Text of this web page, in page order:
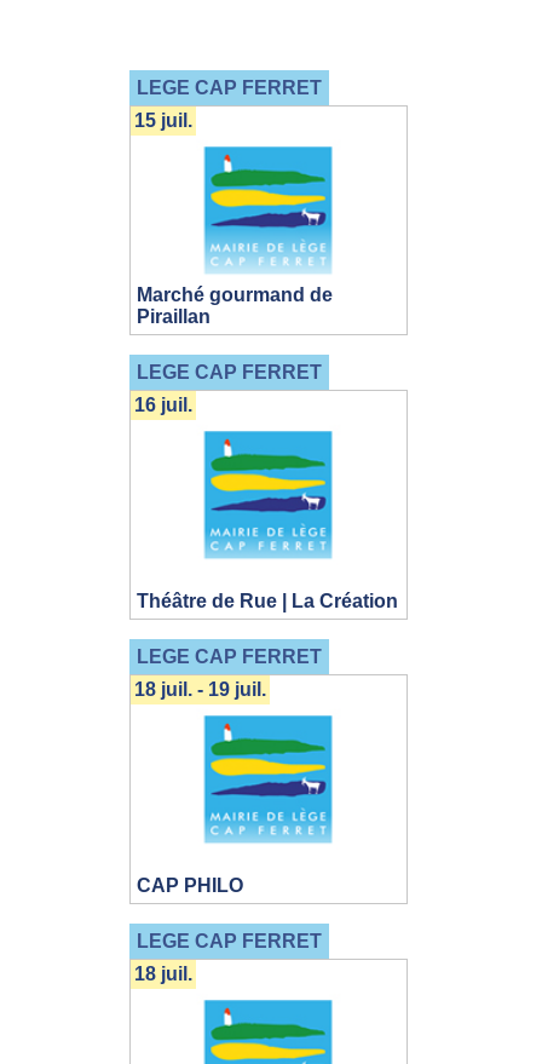
LEGE CAP FERRET
Marché gourmand de
Piraillan
15 juil.
LEGE CAP FERRET
Théâtre de Rue | La Création
16 juil.
LEGE CAP FERRET
CAP PHILO
18 juil. - 19 juil.
LEGE CAP FERRET
18 juil.